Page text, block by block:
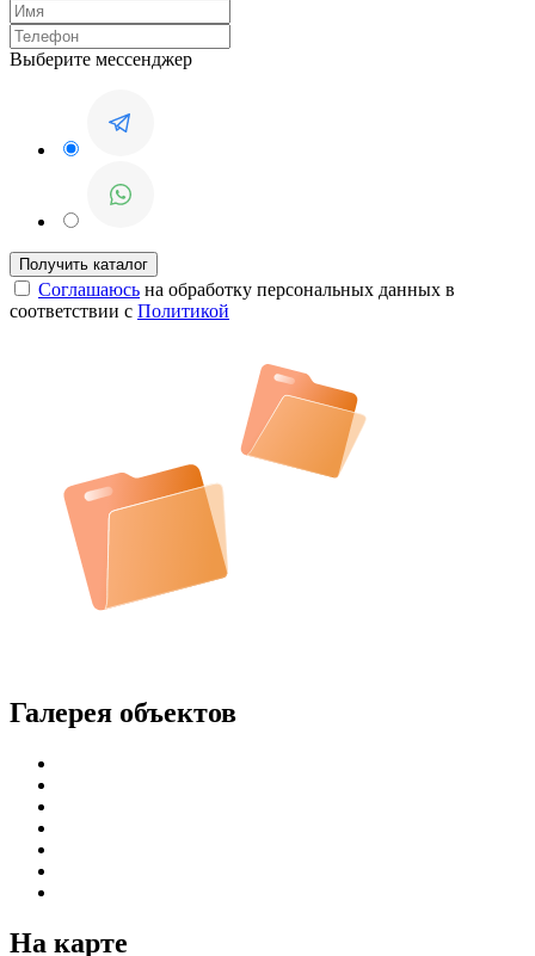
Выберите мессенджер
Соглашаюсь на обработку персональных данных в
соответствии с Политикой
Галерея объектов
На карте